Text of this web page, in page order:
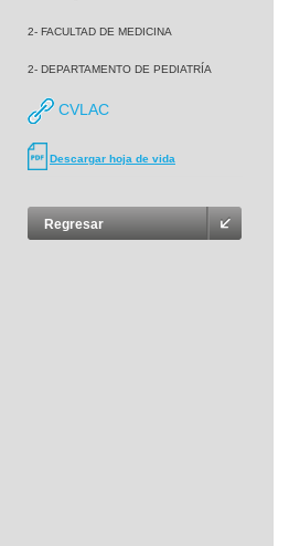
2- FACULTAD DE MEDICINA
2- DEPARTAMENTO DE PEDIATRÍA
CVLAC
Descargar hoja de vida
Regresar